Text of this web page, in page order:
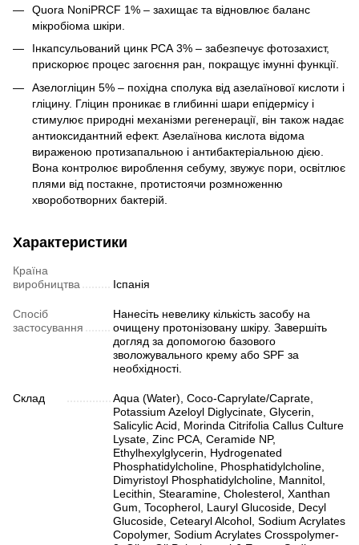
Quora NoniPRCF 1% – захищає та відновлює баланс
мікробіома шкіри.
Інкапсульований цинк РСА 3% – забезпечує фотозахист,
прискорює процес загоєння ран, покращує імунні функції.
Азелогліцин 5% – похідна сполука від азелаїнової кислоти і
гліцину. Гліцин проникає в глибинні шари епідермісу і
стимулює природні механізми регенерації, він також надає
антиоксидантний ефект. Азелаїнова кислота відома
вираженою протизапальною і антибактеріальною дією.
Вона контролює вироблення себуму, звужує пори, освітлює
плями від постакне, протистоячи розмноженню
хвороботворних бактерій.
Характеристики
Країна
виробництва
Іспанія
Спосіб
застосування
Нанесіть невелику кількість засобу на
очищену протонізовану шкіру. Завершіть
догляд за допомогою базового
зволожувального крему або SPF за
необхідності.
Склад
Aqua (Water), Coco-Caprylate/Caprate,
Potassium Azeloyl Diglycinate, Glycerin,
Salicylic Acid, Morinda Citrifolia Callus Culture
Lysate, Zinc PCA, Ceramide NP,
Ethylhexylglycerin, Hydrogenated
Phosphatidylcholine, Phosphatidylcholine,
Dimyristoyl Phosphatidylcholine, Mannitol,
Lecithin, Stearamine, Cholesterol, Xanthan
Gum, Tocopherol, Lauryl Glucoside, Decyl
Glucoside, Cetearyl Alcohol, Sodium Acrylates
Copolymer, Sodium Acrylates Crosspolymer-